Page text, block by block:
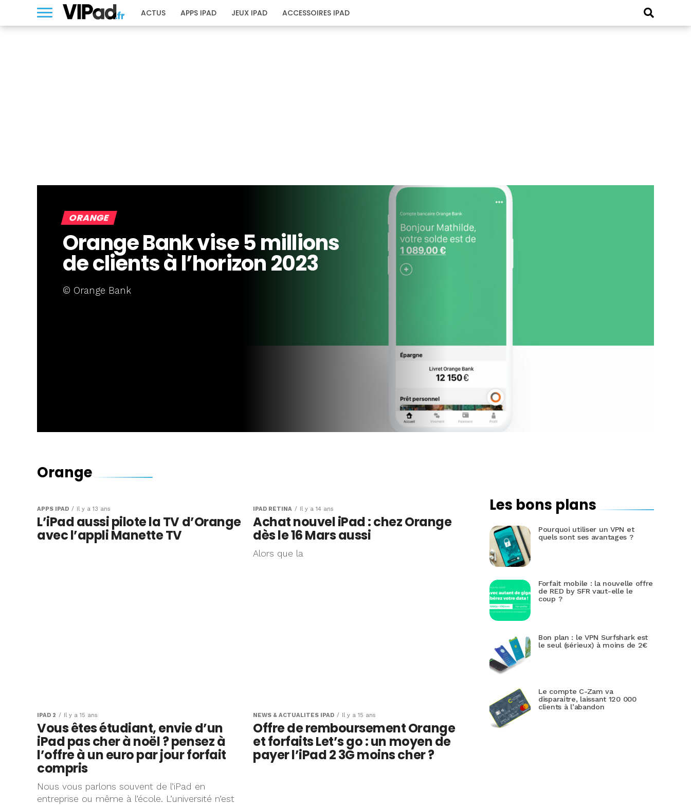
ACTUS APPS IPAD JEUX IPAD ACCESSOIRES IPAD
ORANGE
Orange Bank vise 5 millions
de clients à l’horizon 2023
© Orange Bank
Orange
APPS IPAD Il y a 13 ans
L’iPad aussi pilote la TV d’Orange
avec l’appli Manette TV
IPAD RÉTINA Il y a 14 ans
Achat nouvel iPad : chez Orange
dès le 16 Mars aussi
Alors que la
IPAD 2 Il y a 15 ans
Vous êtes étudiant, envie d’un
iPad pas cher à noël ? pensez à
l’offre à un euro par jour forfait
compris
Nous vous parlons souvent de l’iPad en
entreprise ou même à l’école. L’université n’est
NEWS & ACTUALITÉS IPAD Il y a 15 ans
Offre de remboursement Orange
et forfaits Let’s go : un moyen de
payer l’iPad 2 3G moins cher ?
Les bons plans
Pourquoi utiliser un VPN et
quels sont ses avantages ?
Forfait mobile : la nouvelle offre
de RED by SFR vaut-elle le
coup ?
Bon plan : le VPN Surfshark est
le seul (sérieux) à moins de 2€
Le compte C-Zam va
disparaitre, laissant 120 000
clients à l’abandon